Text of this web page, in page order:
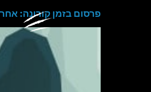
פרסום בזמן קורונה: